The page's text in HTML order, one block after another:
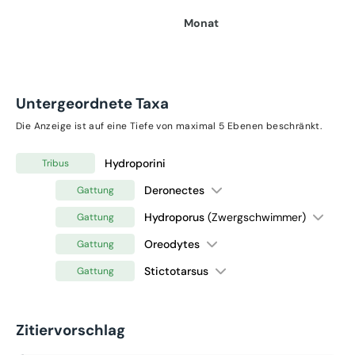
Monat
Untergeordnete Taxa
Die Anzeige ist auf eine Tiefe von maximal 5 Ebenen beschränkt.
Tribus Hydroporini
Gattung Deronectes
Gattung Hydroporus (Zwergschwimmer)
Gattung Oreodytes
Gattung Stictotarsus
Zitiervorschlag